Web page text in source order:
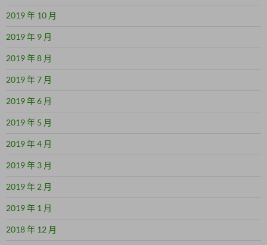
2019 年 10 月
2019 年 9 月
2019 年 8 月
2019 年 7 月
2019 年 6 月
2019 年 5 月
2019 年 4 月
2019 年 3 月
2019 年 2 月
2019 年 1 月
2018 年 12 月